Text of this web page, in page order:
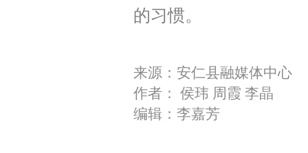
的习惯。
来源：安仁县融媒体中心
作者： 侯玮 周霞 李晶
编辑：李嘉芳